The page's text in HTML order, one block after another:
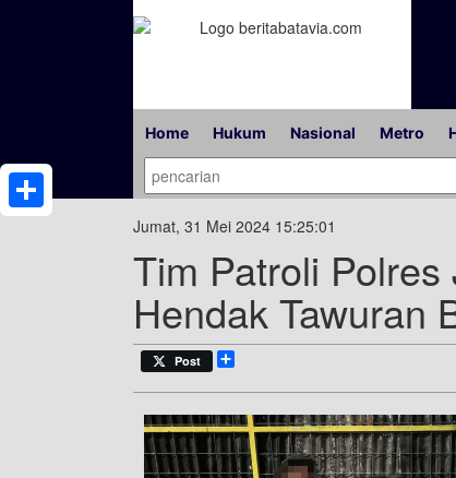
Home Hukum Nasional Metro
Jumat, 31 Mei 2024 15:25:01
Tim Patroli
Hendak Tawuran
Post
Share